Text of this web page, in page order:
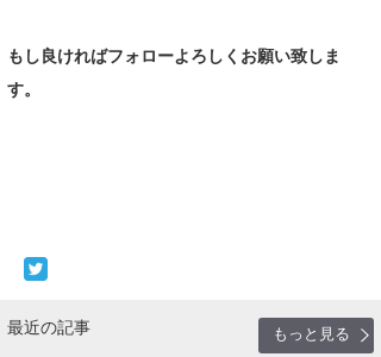
もし良ければフォローよろしくお願い致しま
す。
最近の記事
もっと見る